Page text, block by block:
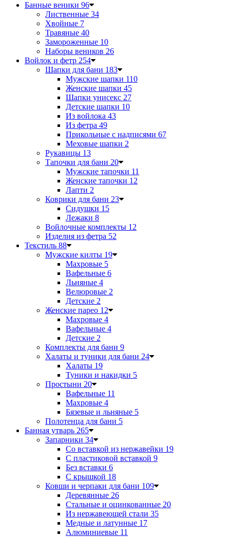
Банные веники 96
Лиственные 34
Хвойные 7
Травяные 40
Замороженные 10
Наборы веников 26
Войлок и фетр 254
Шапки для бани 183
Мужские шапки 110
Женские шапки 45
Шапки унисекс 27
Детские шапки 10
Из войлока 43
Из фетра 49
Прикольные с надписями 67
Меховые шапки 2
Рукавицы 13
Тапочки для бани 20
Мужские тапочки 11
Женские тапочки 12
Лапти 2
Коврики для бани 23
Сидушки 15
Лежаки 8
Войлочные комплекты 12
Изделия из фетра 52
Текстиль 88
Мужские килты 19
Махровые 5
Вафельные 6
Льняные 4
Велюровые 2
Детские 2
Женские парео 12
Махровые 4
Вафельные 4
Детские 2
Комплекты для бани 9
Халаты и туники для бани 24
Халаты 19
Туники и накидки 5
Простыни 20
Вафельные 11
Махровые 4
Бязевые и льняные 5
Полотенца для бани 5
Банная утварь 265
Запарники 34
Со вставкой из нержавейки 19
С пластиковой вставкой 9
Без вставки 6
С крышкой 18
Ковши и черпаки для бани 109
Деревянные 26
Стальные и оцинкованные 20
Из нержавеющей стали 35
Медные и латунные 17
Алюминиевые 11